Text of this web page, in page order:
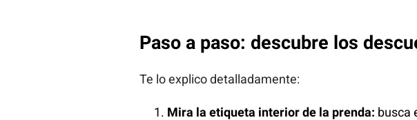
Paso a paso: descubre los
Te lo explico detalladamente:
Mira la etiqueta interior de la prenda: busca